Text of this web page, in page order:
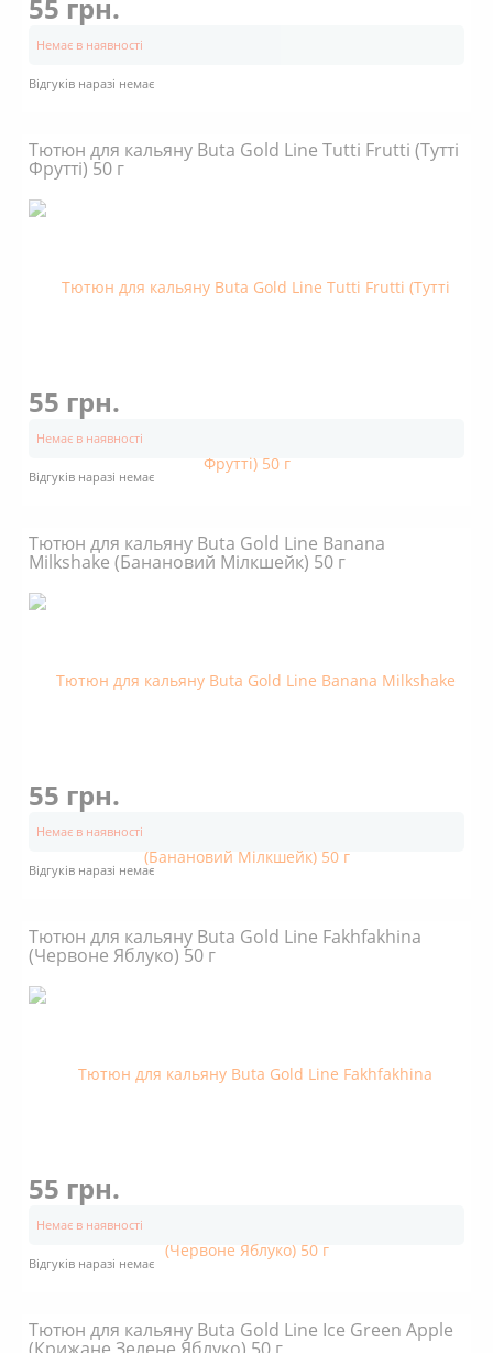
55 грн.
Немає в наявності
Відгуків наразі немає
Тютюн для кальяну Buta Gold Line Tutti Frutti (Тутті
Фрутті) 50 г
55 грн.
Немає в наявності
Відгуків наразі немає
Тютюн для кальяну Buta Gold Line Banana
Milkshake (Банановий Мілкшейк) 50 г
55 грн.
Немає в наявності
Відгуків наразі немає
Тютюн для кальяну Buta Gold Line Fakhfakhina
(Червоне Яблуко) 50 г
55 грн.
Немає в наявності
Відгуків наразі немає
Тютюн для кальяну Buta Gold Line Ice Green Apple
(Крижане Зелене Яблуко) 50 г